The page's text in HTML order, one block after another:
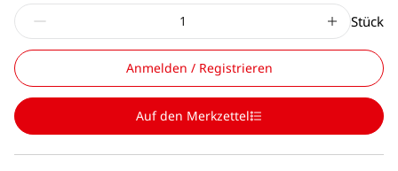
Stück
Anmelden / Registrieren
Auf den Merkzettel